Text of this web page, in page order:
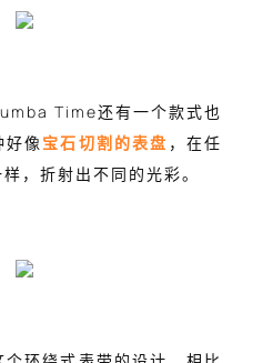
Time还有一个款式也
像 宝石切割的表盘 ，在任
，折射出不同的光彩。